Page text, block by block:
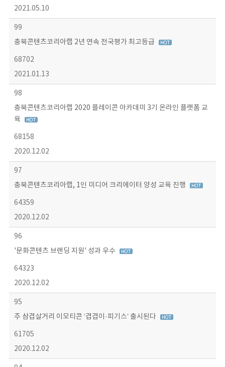
2021.05.10
99
충북콘텐츠코리아랩 2년 연속 전국평가 최고등급
68702
2021.01.13
98
충북콘텐츠코리아랩 2020 플레이콘 아카데미 3기 온라인 플랫폼 교
육
68158
2020.12.02
97
충북콘텐츠코리아랩, 1인 미디어 크리에이터 양성 교육 진행
64359
2020.12.02
96
'문화콘텐츠 브랜딩 지원' 성과 우수
64323
2020.12.02
95
주 삼겹살거리 이모티콘 ‘겹겹이·피기스’ 출시된다
61705
2020.12.02